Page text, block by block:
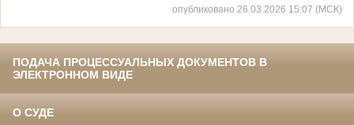
опубликовано 26.03.2026 15:07 (МСК)
ПОДАЧА ПРОЦЕССУАЛЬНЫХ ДОКУМЕНТОВ В
ЭЛЕКТРОННОМ ВИДЕ
О СУДЕ